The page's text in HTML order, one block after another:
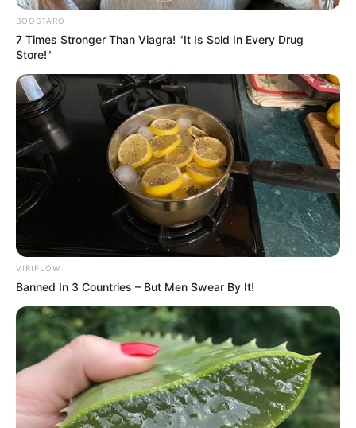
BOOSTARO
7 Times Stronger Than Viagra! "It Is Sold In Every Drug
Store!"
VIRIFLOW
Banned In 3 Countries – But Men Swear By It!